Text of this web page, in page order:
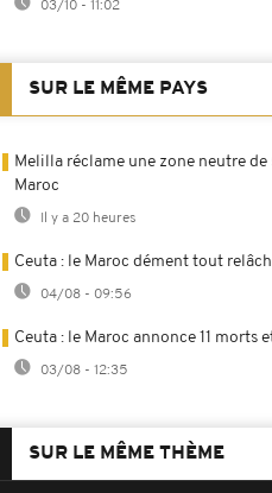
03/10 - 11:02
SUR LE MÊME PAYS
Melilla réclame une zone neutre
Maroc
Il y a 20 heures
Ceuta : le Maroc dément tout
04/08 - 09:56
Ceuta : le Maroc annonce 11 morts
03/08 - 12:35
SUR LE MÊME THÈME